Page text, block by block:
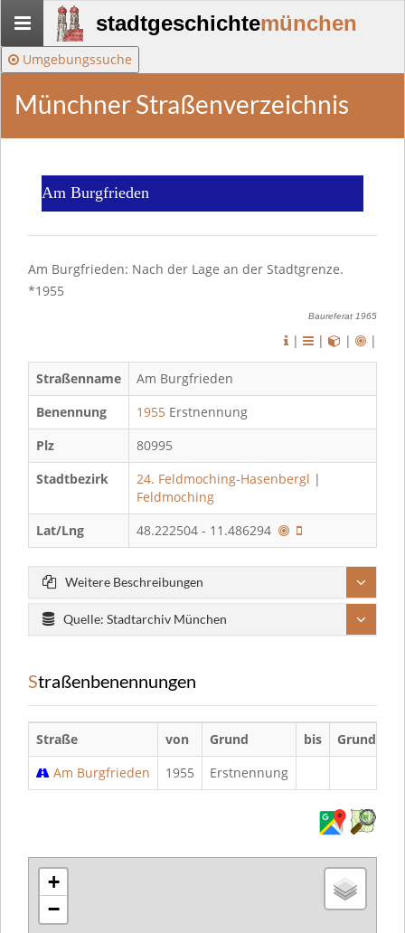
Stadtgeschichte-
München
stadtgeschichtemünchen
Umgebungssuche
Münchner Straßenverzeichnis
Am Burgfrieden
Am Burgfrieden: Nach der Lage an der Stadtgrenze.
*1955
Baureferat 1965
| | | |
Straßenname
Am Burgfrieden
Benennung
1955 Erstnennung
Plz
80995
Stadtbezirk
24. Feldmoching-Hasenbergl |
Feldmoching
Lat/Lng
48.222504 - 11.486294
Weitere Beschreibungen
Quelle: Stadtarchiv München
Straßenbenennungen
Straße von Grund bis
Grund
Am Burgfrieden
1955 Erstnennung
+
−